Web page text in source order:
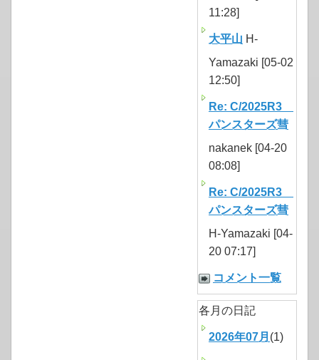
11:28]
大平山 H-
Yamazaki [05-02
12:50]
Re: C/2025R3
パンスターズ彗
nakanek [04-20
08:08]
Re: C/2025R3
パンスターズ彗
H-Yamazaki [04-
20 07:17]
コメント一覧
各月の日記
2026年07月 (1)